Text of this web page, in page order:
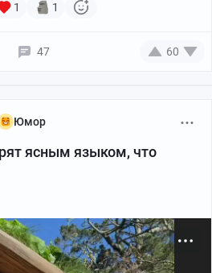
1 1
47 60
Юмор
ясным языком, что